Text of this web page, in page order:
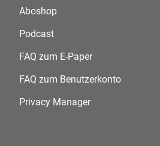
Aboshop
Podcast
FAQ zum E-Paper
FAQ zum Benutzerkonto
Privacy Manager